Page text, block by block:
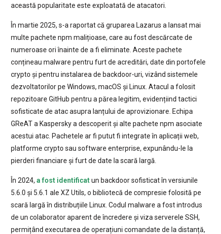
această popularitate este exploatată de atacatori.
În martie 2025, s-a raportat că gruparea Lazarus a lansat mai
multe pachete npm malițioase, care au fost descărcate de
numeroase ori înainte de a fi eliminate. Aceste pachete
conțineau malware pentru furt de acreditări, date din portofele
crypto și pentru instalarea de backdoor-uri, vizând sistemele
dezvoltatorilor pe Windows, macOS și Linux. Atacul a folosit
repozitoare GitHub pentru a părea legitim, evidențiind tactici
sofisticate de atac asupra lanțului de aprovizionare. Echipa
GReAT a Kaspersky a descoperit și alte pachete npm asociate
acestui atac. Pachetele ar fi putut fi integrate în aplicații web,
platforme crypto sau software enterprise, expunându-le la
pierderi financiare și furt de date la scară largă.
În 2024, a fost identificatun backdoor sofisticat în versiunile
5.6.0 și 5.6.1 ale XZ Utils, o bibliotecă de compresie folosită pe
scară largă în distribuțiile Linux. Codul malware a fost introdus
de un colaborator aparent de încredere și viza serverele SSH,
permițând executarea de operațiuni comandate de la distanță,